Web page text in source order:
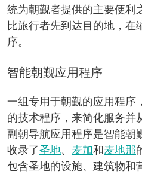
统为朝觐者提供的主要便利
比旅行者先到达目的地，在
序。
智能朝觐应用程序
一组专用于朝觐的应用程序
的技术程序，来简化服务并
副朝导航应用程序是智能朝
收录了圣地、 麦加和麦地那
包含圣地的设施、建筑物和